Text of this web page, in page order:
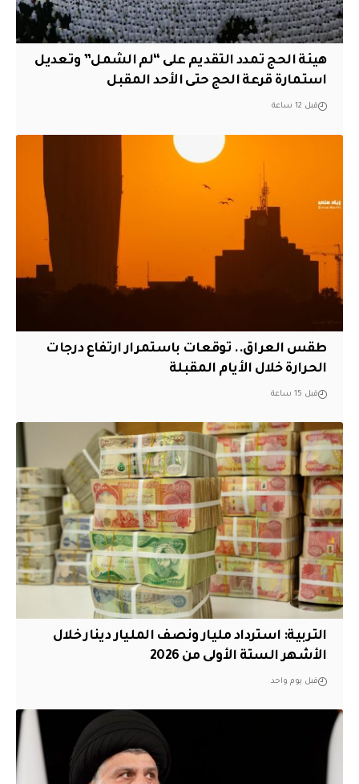
هيئة الحج تمدد التقديم على “لم الشمل” وتعديل
استمارة قرعة الحج حتى الأحد المقبل
قبل 12 ساعة
طقس العراق.. توقعات باستمرار ارتفاع درجات
الحرارة خلال الأيام المقبلة
قبل 15 ساعة
التربية: استرداد مليار ونصف المليار دينار خلال
الأشهر الستة الأولى من 2026
قبل يوم واحد